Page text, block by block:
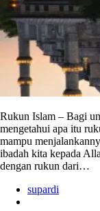
Rukun Islam – Bagi
mengetahui apa itu
mampu
ibadah kita kepada
dengan rukun dari…
supardi